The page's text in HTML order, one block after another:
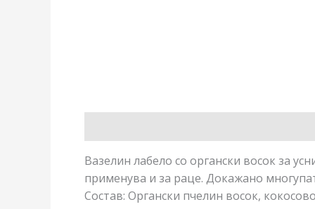
Вазелин лабело со органски восок за
применува и за раце. Докажано
Состав: Органски пчелин восок,